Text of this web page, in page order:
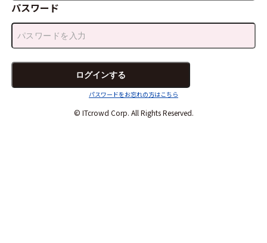
パスワード
パスワードをお忘れの方はこちら
© ITcrowd Corp. All Rights Reserved.